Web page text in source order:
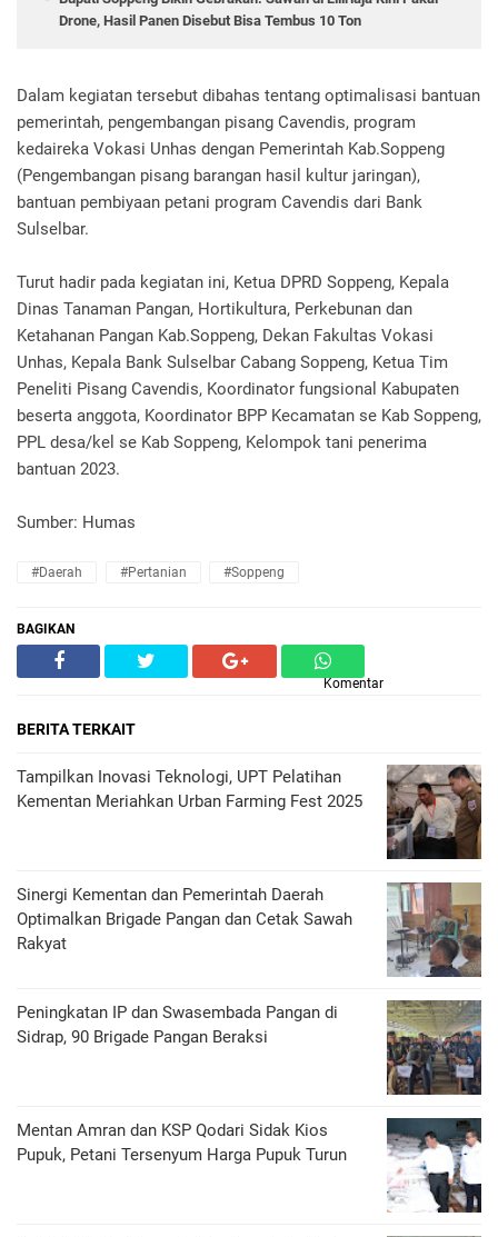
Drone, Hasil Panen Disebut Bisa Tembus 10 Ton
Dalam kegiatan tersebut dibahas tentang optimalisasi bantuan
pemerintah, pengembangan pisang Cavendis, program
kedaireka Vokasi Unhas dengan Pemerintah Kab.Soppeng
(Pengembangan pisang barangan hasil kultur jaringan),
bantuan pembiyaan petani program Cavendis dari Bank
Sulselbar.
Turut hadir pada kegiatan ini, Ketua DPRD Soppeng, Kepala
Dinas Tanaman Pangan, Hortikultura, Perkebunan dan
Ketahanan Pangan Kab.Soppeng, Dekan Fakultas Vokasi
Unhas, Kepala Bank Sulselbar Cabang Soppeng, Ketua Tim
Peneliti Pisang Cavendis, Koordinator fungsional Kabupaten
beserta anggota, Koordinator BPP Kecamatan se Kab Soppeng,
PPL desa/kel se Kab Soppeng, Kelompok tani penerima
bantuan 2023.
Sumber: Humas
#Daerah #Pertanian #Soppeng
BAGIKAN
Komentar
BERITA TERKAIT
Tampilkan Inovasi Teknologi, UPT Pelatihan
Kementan Meriahkan Urban Farming Fest 2025
Sinergi Kementan dan Pemerintah Daerah
Optimalkan Brigade Pangan dan Cetak Sawah
Rakyat
Peningkatan IP dan Swasembada Pangan di
Sidrap, 90 Brigade Pangan Beraksi
Mentan Amran dan KSP Qodari Sidak Kios
Pupuk, Petani Tersenyum Harga Pupuk Turun